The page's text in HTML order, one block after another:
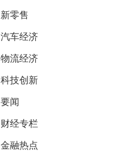
新零售
汽车经济
物流经济
科技创新
要闻
财经专栏
金融热点